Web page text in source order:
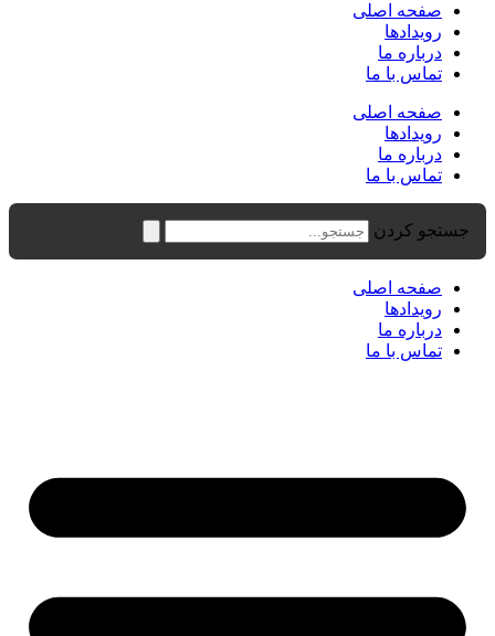
صفحه اصلی
رویدادها
درباره ما
تماس با ما
صفحه اصلی
رویدادها
درباره ما
تماس با ما
جستجو کردن
صفحه اصلی
رویدادها
درباره ما
تماس با ما